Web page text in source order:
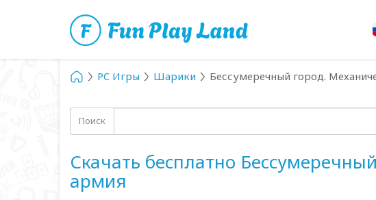
PC Игры Шарики Бессумеречный город.
Поиск
Скачать бесплатно
армия